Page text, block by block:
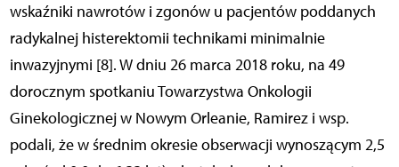
wskaźniki nawrotów i zgonów u pacjentów poddanych
radykalnej histerektomii technikami minimalnie
inwazyjnymi [8]. W dniu 26 marca 2018 roku, na 49
dorocznym spotkaniu Towarzystwa Onkologii
Ginekologicznej w Nowym Orleanie, Ramirez i wsp.
podali, że w średnim okresie obserwacji wynoszącym 2,5